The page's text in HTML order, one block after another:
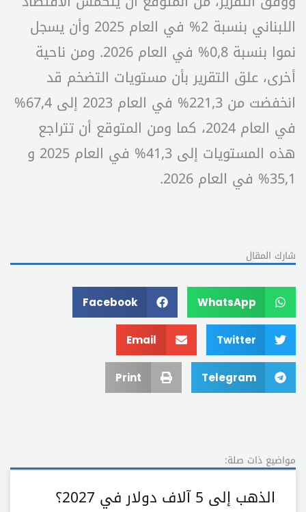
اللبناني بنسبة 2% في العام 2025 وأن يسجل
نموا بنسبة 0,8% في العام 2026. ومن ناحية
أخرى، علق التقرير بأن مستويات التضخم قد
انخفضت من 221,3% في العام 2023 إلى 67,4%
في العام 2024، كما ومن المتوقع أن تتراجع
هذه المستويات إلى 41,3% في العام 2025 و
35,1% في العام 2026.
شارك المقال
WhatsApp
Facebook
Twitter
Email
Telegram
Print
مواضيع ذات صلة:
الذهب إلى 5 آلاف دولار في 2027؟